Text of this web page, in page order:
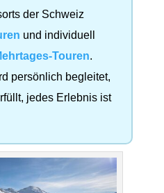
der Schweiz
und individuell
Touren.
persönlich begleitet,
jedes Erlebnis ist